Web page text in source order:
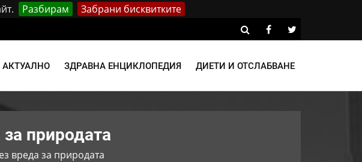
Разбирам Забрани бисквитките
АКТУАЛНО ЗДРАВНА ЕНЦИКЛОПЕДИЯ ДИЕТИ И ОТСЛАБВАНЕ
природата
вреда за природата